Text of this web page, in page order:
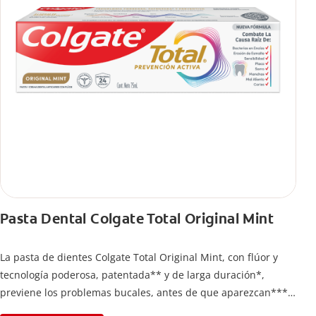
Pasta Dental Colgate Total Original Mint
La pasta de dientes Colgate Total Original Mint, con flúor y
tecnología poderosa, patentada** y de larga duración*,
previene los problemas bucales, antes de que aparezcan****.